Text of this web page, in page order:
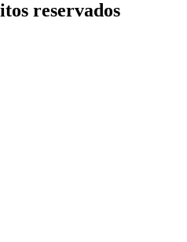
reservados